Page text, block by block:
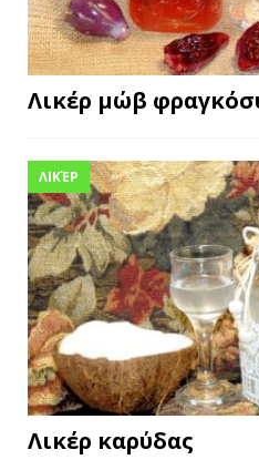
Λικέρ μώβ
ΛΙΚΈΡ
Λικέρ καρύδας